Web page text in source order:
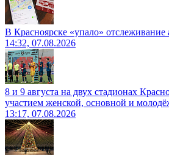
В Красноярске «упало» отслеживание
14:32, 07.08.2026
8 и 9 августа на двух стадионах
участием женской, основной и
13:17, 07.08.2026